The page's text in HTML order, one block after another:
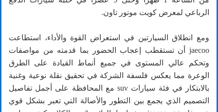
الرباعي لمعرض كويت موتور تاون.
ومع انطلاق السيارتين في استعراض القوة والأداء، استطاعت
jaecoo أن تستقطب إعجاب الحضور بما قدمته من مواصفات
وتحكم عالي المستوى في جميع أنماط القيادة على الطرق
الوعرة مما يعكس فلسفة الشركة في تحقيق نقلة نوعية وغنية
بالابتكار في فئة سيارات suv مع المحافظة على أجمل تفاصيل
التصميم الذي يجمع بين التطور والأصالة التي تعبر بشكل قوي